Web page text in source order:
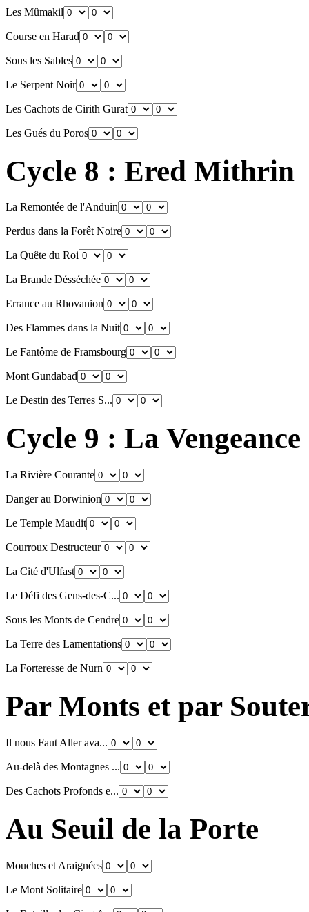
Les Mûmakil
Course en Harad
Sous les Sables
Le Serpent Noir
Les Cachots de Cirith Gurat
Les Gués du Poros
Cycle 8 : Ered Mithrin
La Remontée de l'Anduin
Perdus dans la Forêt Noire
La Quête du Roi
La Brande Désséchée
Errance au Rhovanion
Des Flammes dans la Nuit
Le Fantôme de Framsbourg
Mont Gundabad
Le Destin des Terres S...
Cycle 9 : La
La Rivière Courante
Danger au Dorwinion
Le Temple Maudit
Courroux Destructeur
La Cité d'Ulfast
Le Défi des Gens-des-C...
Sous les Monts de Cendre
La Terre des Lamentations
La Forteresse de Nurn
Par Monts et par
Il nous Faut Aller ava...
Au-delà des Montagnes ...
Des Cachots Profonds e...
Au Seuil de la Porte
Mouches et Araignées
Le Mont Solitaire